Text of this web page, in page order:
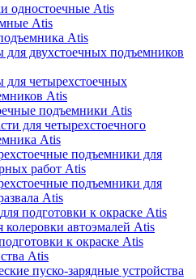
одностоечные Atis
Atis
Atis
для двухстоечных подъемников
для четырехстоечных
Atis
подъемники Atis
для четырехстоечного
Atis
подъемники для
работ Atis
подъемники для
Atis
подготовки к окраске Atis
автоэмалей Atis
к окраске Atis
Atis
пуско-зарядные устройства